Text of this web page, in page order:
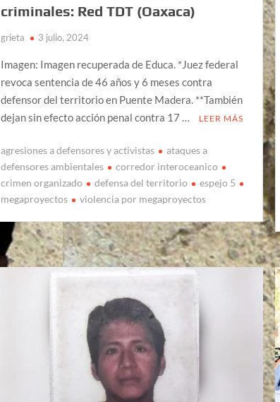
criminales: Red TDT (Oaxaca)
grieta 3 julio, 2024
Imagen: Imagen recuperada de Educa. *Juez federal
revoca sentencia de 46 años y 6 meses contra
defensor del territorio en Puente Madera. **También
dejan sin efecto acción penal contra 17 …
LEER MÁS
agresiones a defensores y activistas
ataques a
defensores ambientales
corredor interoceanico
crimen organizado
defensa del territorio
espejo 5
megaproyectos
violencia por megaproyectos